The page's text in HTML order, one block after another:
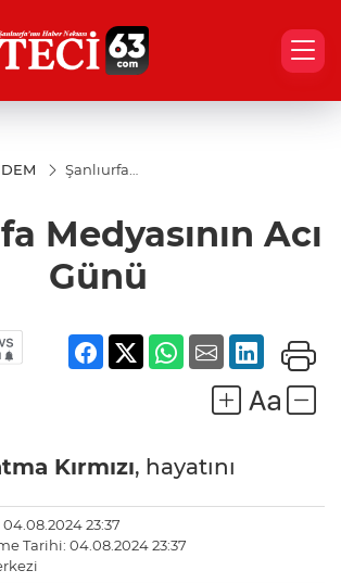
Şanlıurfa
Medyasının Acı
Günü
Kırmızı, hayatını
23:37
Tarihi: 04.08.2024 23:37